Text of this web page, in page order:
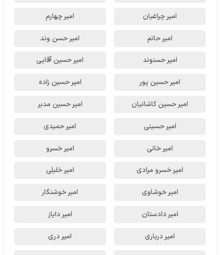
امیر چراغیان امیر چهارم
امیر حاتم امیر حسن وند
امیر حسنوند امیر حسین آقایی
امیر حسین پور امیر حسین زاده
امیر حسین کاشانیان امیر حسین مدبر
امیر حسینی امیر حمیدی
امیر خانی امیر خسرو
امیر خسرو مرادی امیر خلیلی
امیر خوشاوی امیر خوشنگار
امیر دادستان امیر دایاز
امیر درباری امیر دری